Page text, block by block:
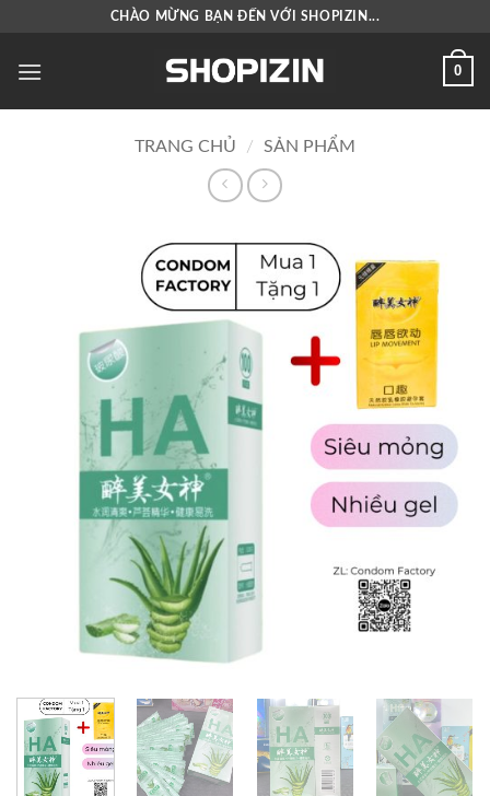
nội
CHÀO MỪNG BẠN ĐẾN VỚI SHOPIZIN...
0
TRANG CHỦ / SẢN PHẨM